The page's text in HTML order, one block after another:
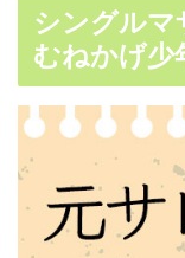
シングルマ
むねかげ少